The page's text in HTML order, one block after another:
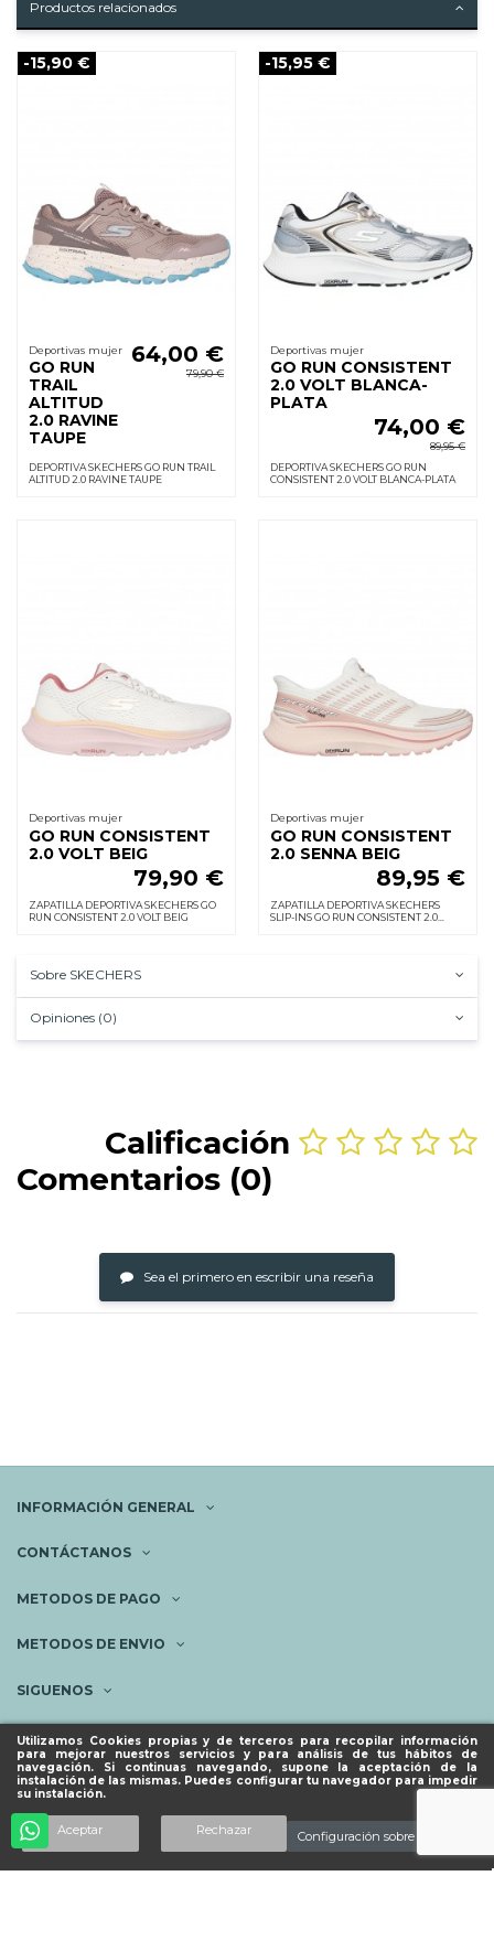
Utilizamos Cookies propias y de terceros para recopilar información
para mejorar nuestros servicios y para análisis de tus hábitos de
navegación. Si continuas navegando, supone la aceptación de la
instalación de las mismas. Puedes configurar tu navegador para impedir
su instalación.
Aceptar Rechazar Configuración sobre cookies
Añadir al carrito
Productos relacionados
-15,90 €
Deportivas mujer
GO RUN
TRAIL
ALTITUD
2.0 RAVINE
TAUPE
64,00 €
79,90 €
DEPORTIVA SKECHERS GO RUN TRAIL
ALTITUD 2.0 RAVINE TAUPE
-15,95 €
Deportivas mujer
GO RUN CONSISTENT
2.0 VOLT BLANCA-
PLATA
74,00 €
89,95 €
DEPORTIVA SKECHERS GO RUN
CONSISTENT 2.0 VOLT BLANCA-PLATA
Deportivas mujer
GO RUN CONSISTENT
2.0 VOLT BEIG
79,90 €
ZAPATILLA DEPORTIVA SKECHERS GO
RUN CONSISTENT 2.0 VOLT BEIG
Deportivas mujer
GO RUN CONSISTENT
2.0 SENNA BEIG
89,95 €
ZAPATILLA DEPORTIVA SKECHERS
SLIP-INS GO RUN CONSISTENT 2.0
Sobre SKECHERS
Opiniones (0)
Calificación
Comentarios (0)
Sea el primero en escribir una reseña
INFORMACIÓN GENERAL
CONTÁCTANOS
METODOS DE PAGO
METODOS DE ENVIO
SIGUENOS
NEWSLETTER